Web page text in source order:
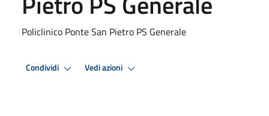
Policlinico Ponte San Pietro PS Generale
Condividi Vedi azioni